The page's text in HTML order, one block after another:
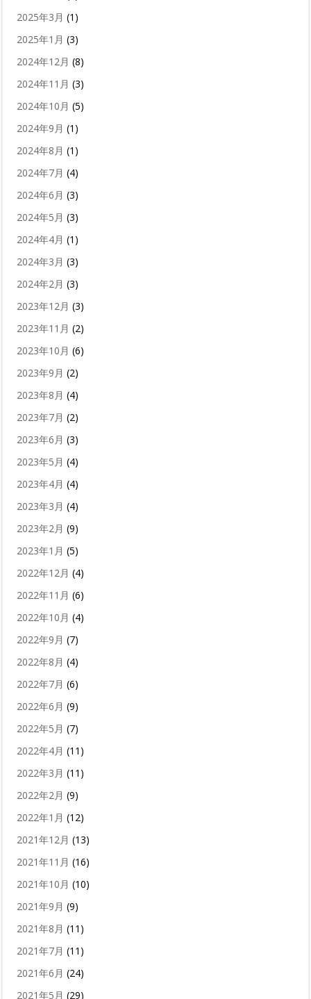
2025年3月 (1)
2025年1月 (3)
2024年12月 (8)
2024年11月 (3)
2024年10月 (5)
2024年9月 (1)
2024年8月 (1)
2024年7月 (4)
2024年6月 (3)
2024年5月 (3)
2024年4月 (1)
2024年3月 (3)
2024年2月 (3)
2023年12月 (3)
2023年11月 (2)
2023年10月 (6)
2023年9月 (2)
2023年8月 (4)
2023年7月 (2)
2023年6月 (3)
2023年5月 (4)
2023年4月 (4)
2023年3月 (4)
2023年2月 (9)
2023年1月 (5)
2022年12月 (4)
2022年11月 (6)
2022年10月 (4)
2022年9月 (7)
2022年8月 (4)
2022年7月 (6)
2022年6月 (9)
2022年5月 (7)
2022年4月 (11)
2022年3月 (11)
2022年2月 (9)
2022年1月 (12)
2021年12月 (13)
2021年11月 (16)
2021年10月 (10)
2021年9月 (9)
2021年8月 (11)
2021年7月 (11)
2021年6月 (24)
2021年5月 (29)